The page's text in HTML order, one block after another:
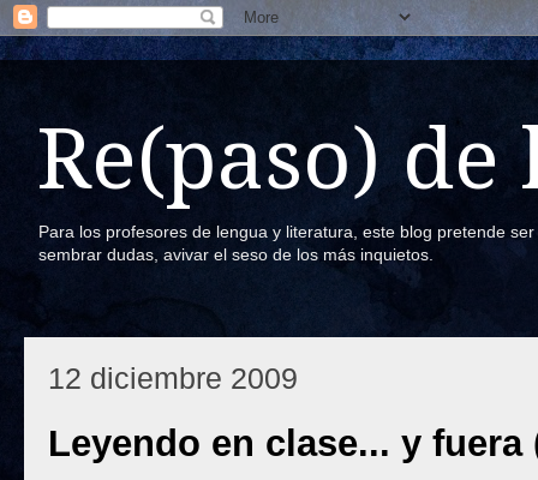
Re(paso) de
Para los profesores de lengua y literatura, este blog pretende
sembrar dudas, avivar el seso de los más inquietos.
12 diciembre 2009
Leyendo en clase... y fuera